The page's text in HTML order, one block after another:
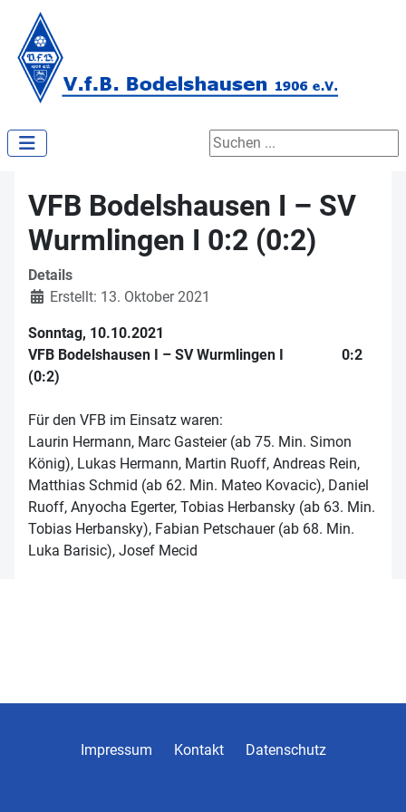
Suchen ...
VFB Bodelshausen I – SV
Wurmlingen I 0:2 (0:2)
Details
Erstellt: 13. Oktober 2021
Sonntag, 10.10.2021
VFB Bodelshausen I – SV Wurmlingen I 0:2
(0:2)
Für den VFB im Einsatz waren:
Laurin Hermann, Marc Gasteier (ab 75. Min. Simon
König), Lukas Hermann, Martin Ruoff, Andreas Rein,
Matthias Schmid (ab 62. Min. Mateo Kovacic), Daniel
Ruoff, Anyocha Egerter, Tobias Herbansky (ab 63. Min.
Tobias Herbansky), Fabian Petschauer (ab 68. Min.
Luka Barisic), Josef Mecid
Impressum Kontakt Datenschutz